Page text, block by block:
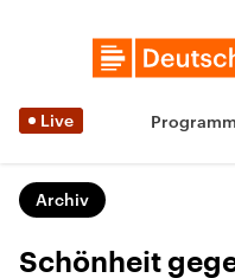
Live Programm
Archiv
Schönheit